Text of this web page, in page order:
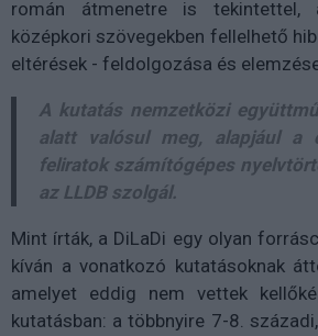
román átmenetre is
középkori szövegekben fellelhető
eltérések - feldolgozása és
A kutatás nemzetközi
alatt valósul meg, alapjául a
feliratok számítógépes
az LLDB szolgál.
Mint írták, a DiLaDi egy olyan
kíván a vonatkozó kutatásoknak
amelyet eddig nem vettek
kutatásban: a többnyire 7-8.